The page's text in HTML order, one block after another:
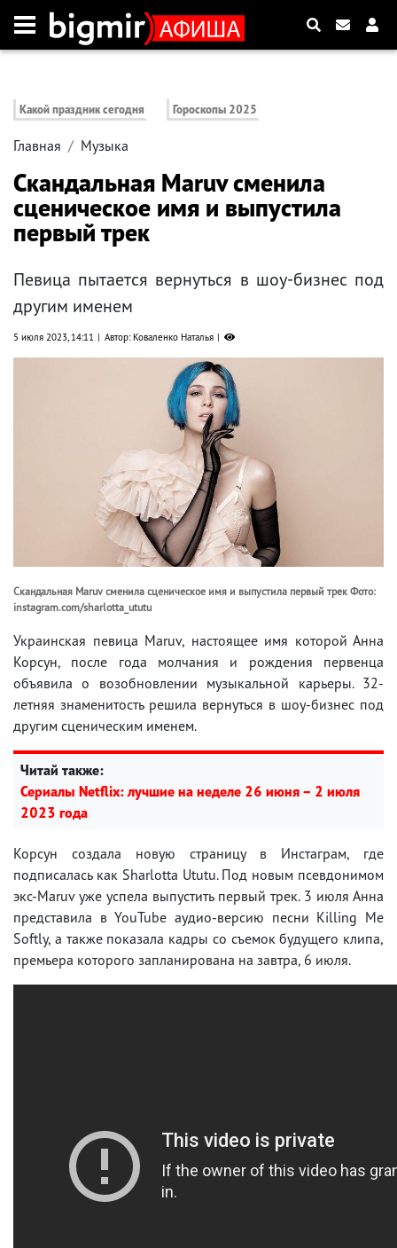
Какой праздник сегодня Гороскопы 2025
Главная Музыка
Скандальная Maruv сменила
сценическое имя и выпустила
первый трек
Певица пытается вернуться в шоу-бизнес под
другим именем
5 июля 2023, 14:11 Автор: Коваленко Наталья
Скандальная Maruv сменила сценическое имя и выпустила первый трек Фото:
instagram.com/sharlotta_ututu
Украинская певица Maruv, настоящее имя которой Анна
Корсун, после года молчания и рождения первенца
объявила о возобновлении музыкальной карьеры. 32-
летняя знаменитость решила вернуться в шоу-бизнес под
другим сценическим именем.
Читай также:
Сериалы Netflix: лучшие на неделе 26 июня – 2 июля
2023 года
Корсун создала новую страницу в Инстаграм, где
подписалась как Sharlotta Ututu. Под новым псевдонимом
экс-Maruv уже успела выпустить первый трек. 3 июля Анна
представила в YouTube аудио-версию песни Killing Me
Softly, а также показала кадры со съемок будущего клипа,
премьера которого запланирована на завтра, 6 июля.